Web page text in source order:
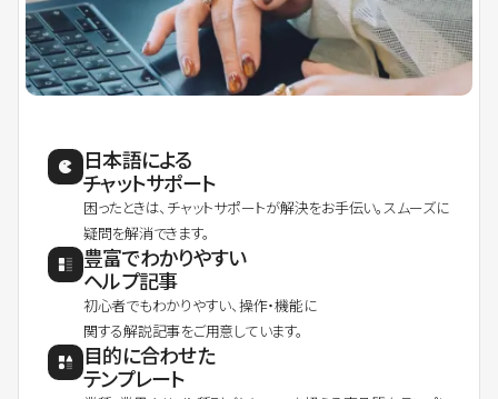
日本語による
チャットサポート
困ったときは、チャットサポートが解決をお手伝い。スムーズに
疑問を解消できます。
豊富でわかりやすい
ヘルプ記事
初心者でもわかりやすい、操作・機能に
関する解説記事をご用意しています。
目的に合わせた
テンプレート